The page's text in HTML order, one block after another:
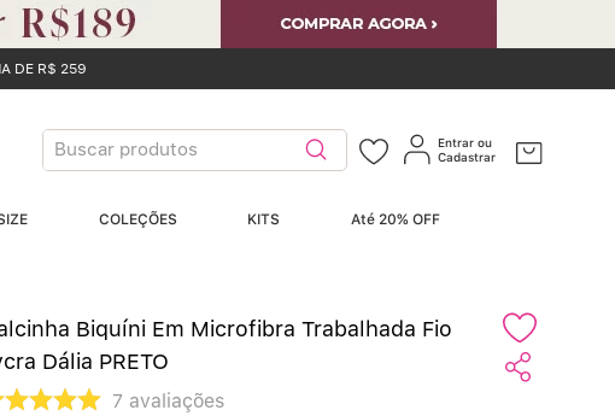
DE R$ 259
Buscar produtos
Entrar ou
Cadastrar
COLEÇÕES KITS Até 20% OFF
Biquíni Em Microfibra Trabalhada Fio
Dália PRETO
7 avaliações
TERMOS MAIS
BUSCADOS
Calcinhas
3º Sutiã Bojo